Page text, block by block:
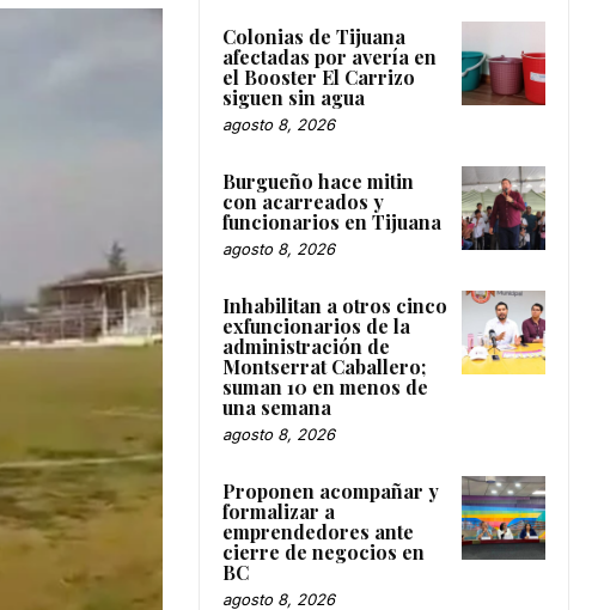
Colonias de Tijuana
afectadas por avería en
el Booster El Carrizo
siguen sin agua
agosto 8, 2026
Burgueño hace mitin
con acarreados y
funcionarios en Tijuana
agosto 8, 2026
Inhabilitan a otros cinco
exfuncionarios de la
administración de
Montserrat Caballero;
suman 10 en menos de
una semana
agosto 8, 2026
Proponen acompañar y
formalizar a
emprendedores ante
cierre de negocios en
BC
agosto 8, 2026